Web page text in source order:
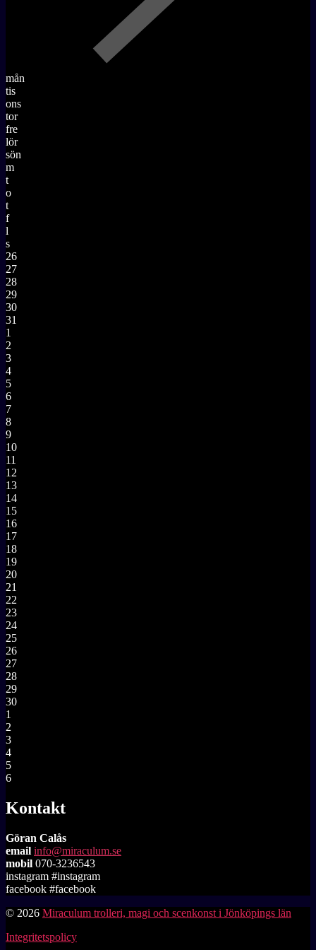
mån
tis
ons
tor
fre
lör
sön
m
t
o
t
f
l
s
26
27
28
29
30
31
1
2
3
4
5
6
7
8
9
10
11
12
13
14
15
16
17
18
19
20
21
22
23
24
25
26
27
28
29
30
1
2
3
4
5
6
Kontakt
Göran Calås
email info@miraculum.se
mobil 070-3236543
instagram #instagram
facebook #facebook
© 2026 Miraculum trolleri, magi och scenkonst i Jönköpings län
Integritetspolicy